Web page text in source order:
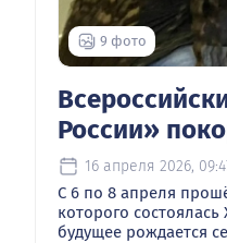
9 фото
России»
16 апреля 2026,
С 6 по 8 апреля
которого
будущее рождается